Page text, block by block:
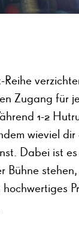
Zugang für
1-2
wieviel
Dabei ist
Bühne
hochwertiges